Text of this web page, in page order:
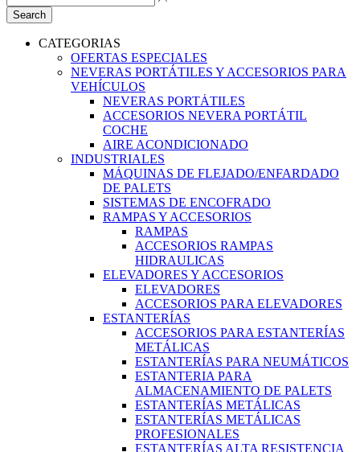
Search
CATEGORIAS
OFERTAS ESPECIALES
NEVERAS PORTÁTILES Y ACCESORIOS PARA
VEHÍCULOS
NEVERAS PORTÁTILES
ACCESORIOS NEVERA PORTÁTIL
COCHE
AIRE ACONDICIONADO
INDUSTRIALES
MÁQUINAS DE FLEJADO/ENFARDADO
DE PALETS
SISTEMAS DE ENCOFRADO
RAMPAS Y ACCESORIOS
RAMPAS
ACCESORIOS RAMPAS
HIDRAULICAS
ELEVADORES Y ACCESORIOS
ELEVADORES
ACCESORIOS PARA ELEVADORES
ESTANTERÍAS
ACCESORIOS PARA ESTANTERÍAS
METÁLICAS
ESTANTERÍAS PARA NEUMÁTICOS
ESTANTERIA PARA
ALMACENAMIENTO DE PALETS
ESTANTERÍAS METÁLICAS
ESTANTERÍAS METÁLICAS
PROFESIONALES
ESTANTERÍAS ALTA RESISTENCIA